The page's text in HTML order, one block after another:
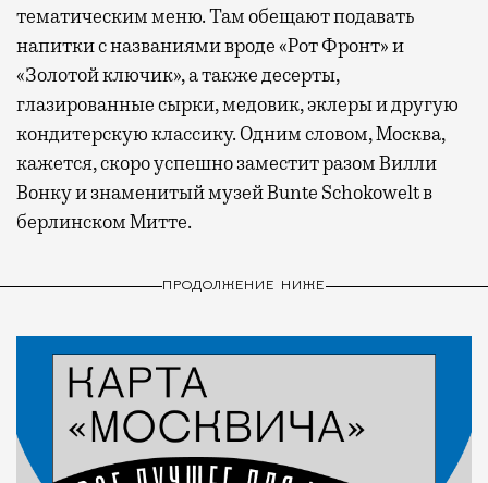
тематическим меню. Там обещают подавать
напитки с названиями вроде «Рот Фронт» и
«Золотой ключик», а также десерты,
глазированные сырки, медовик, эклеры и другую
кондитерскую классику. Одним словом, Москва,
кажется, скоро успешно заместит разом Вилли
Вонку и знаменитый музей Bunte Schokowelt в
берлинском Митте.
ПРОДОЛЖЕНИЕ НИЖЕ